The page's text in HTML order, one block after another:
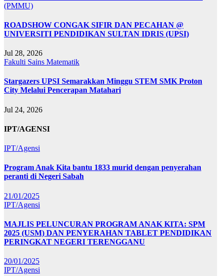
(PMMU)
ROADSHOW CONGAK SIFIR DAN PECAHAN @
UNIVERSITI PENDIDIKAN SULTAN IDRIS (UPSI)
Jul 28, 2026
Fakulti Sains Matematik
Stargazers UPSI Semarakkan Minggu STEM SMK Proton
City Melalui Pencerapan Matahari
Jul 24, 2026
IPT/AGENSI
IPT/Agensi
Program Anak Kita bantu 1833 murid dengan penyerahan
peranti di Negeri Sabah
21/01/2025
IPT/Agensi
MAJLIS PELUNCURAN PROGRAM ANAK KITA: SPM
2025 (USM) DAN PENYERAHAN TABLET PENDIDIKAN
PERINGKAT NEGERI TERENGGANU
20/01/2025
IPT/Agensi